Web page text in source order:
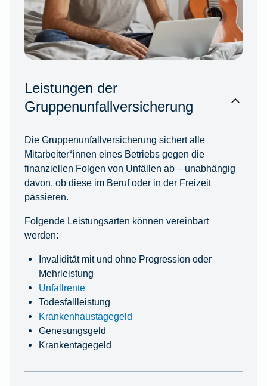
Leistungen der
Gruppenunfallversicherung
Die Gruppenunfallversicherung sichert alle
Mitarbeiter*innen eines Betriebs gegen die
finanziellen Folgen von Unfällen ab – unabhängig
davon, ob diese im Beruf oder in der Freizeit
passieren.
Folgende Leistungsarten können vereinbart
werden:
Invalidität mit und ohne Progression oder
Mehrleistung
Unfallrente
Todesfallleistung
Krankenhaustagegeld
Genesungsgeld
Krankentagegeld